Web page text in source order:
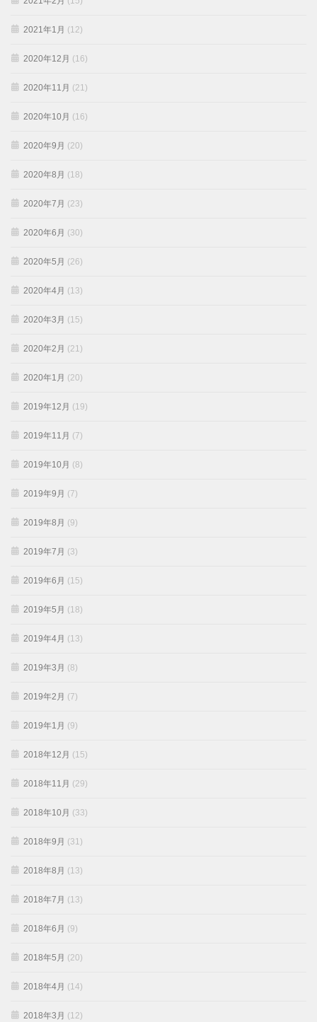
2021年1月 (12)
2020年12月 (16)
2020年11月 (21)
2020年10月 (16)
2020年9月 (20)
2020年8月 (18)
2020年7月 (23)
2020年6月 (30)
2020年5月 (26)
2020年4月 (13)
2020年3月 (15)
2020年2月 (21)
2020年1月 (20)
2019年12月 (19)
2019年11月 (7)
2019年10月 (8)
2019年9月 (7)
2019年8月 (9)
2019年7月 (3)
2019年6月 (15)
2019年5月 (18)
2019年4月 (13)
2019年3月 (8)
2019年2月 (7)
2019年1月 (9)
2018年12月 (15)
2018年11月 (29)
2018年10月 (33)
2018年9月 (31)
2018年8月 (13)
2018年7月 (13)
2018年6月 (9)
2018年5月 (20)
2018年4月 (14)
2018年3月 (12)